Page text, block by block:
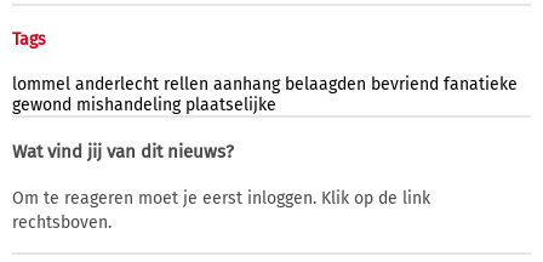
Tags
lommel anderlecht rellen aanhang belaagden bevriend fanatieke
gewond mishandeling plaatselijke
Wat vind jij van dit nieuws?
Om te reageren moet je eerst inloggen. Klik op de link
rechtsboven.